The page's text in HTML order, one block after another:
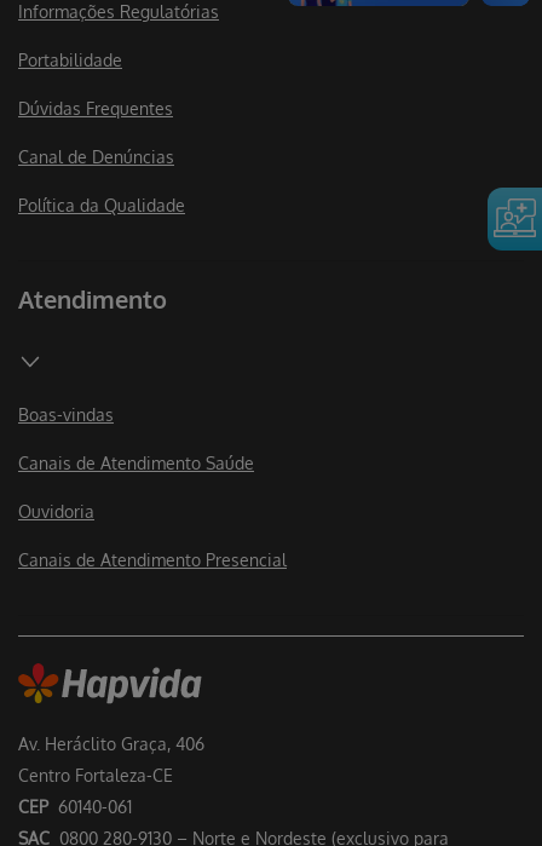
Av. Heráclito Graça, 406
Centro Fortaleza-CE
CEP 60140-061
SAC 0800 280-9130 – Norte e Nordeste (exclusivo para
Informações Regulatórias
Portabilidade
Dúvidas Frequentes
Canal de Denúncias
Política da Qualidade
Atendimento
Boas-vindas
Canais de Atendimento Saúde
Ouvidoria
Canais de Atendimento Presencial